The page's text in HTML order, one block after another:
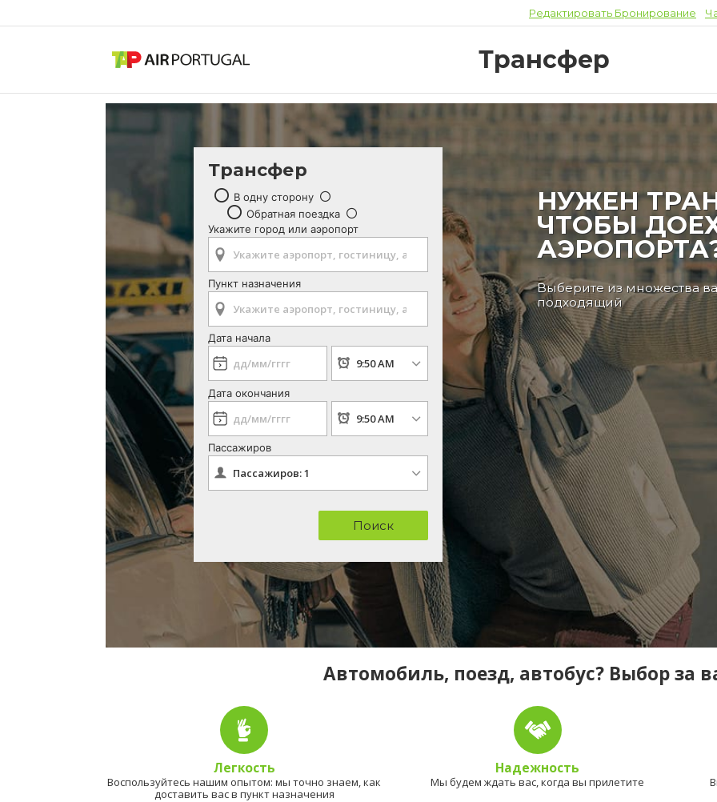
Редактировать Бронирование
Трансфер
Трансфер
В одну сторону
Обратная поездка
Укажите город или аэропорт
Пункт назначения
Дата начала
Дата окончания
Пассажиров
Поиск
НУЖЕН
ЧТОБЫ
Выберите из множества
подходящий
Автомобиль, поезд, автобус? Выбор за
Легкость
Воспользуйтесь нашим опытом: мы точно знаем, как
доставить вас в пункт назначения
Надежность
Мы будем ждать вас, когда вы прилетите